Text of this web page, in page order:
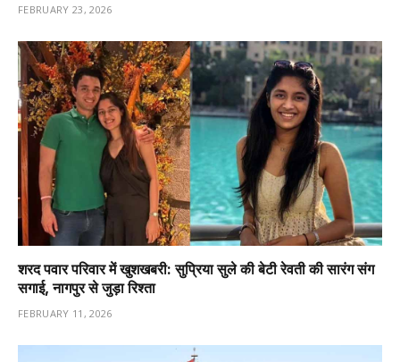
FEBRUARY 23, 2026
शरद पवार परिवार में खुशखबरी: सुप्रिया सुले की बेटी रेवती की सारंग संग
सगाई, नागपुर से जुड़ा रिश्ता
FEBRUARY 11, 2026